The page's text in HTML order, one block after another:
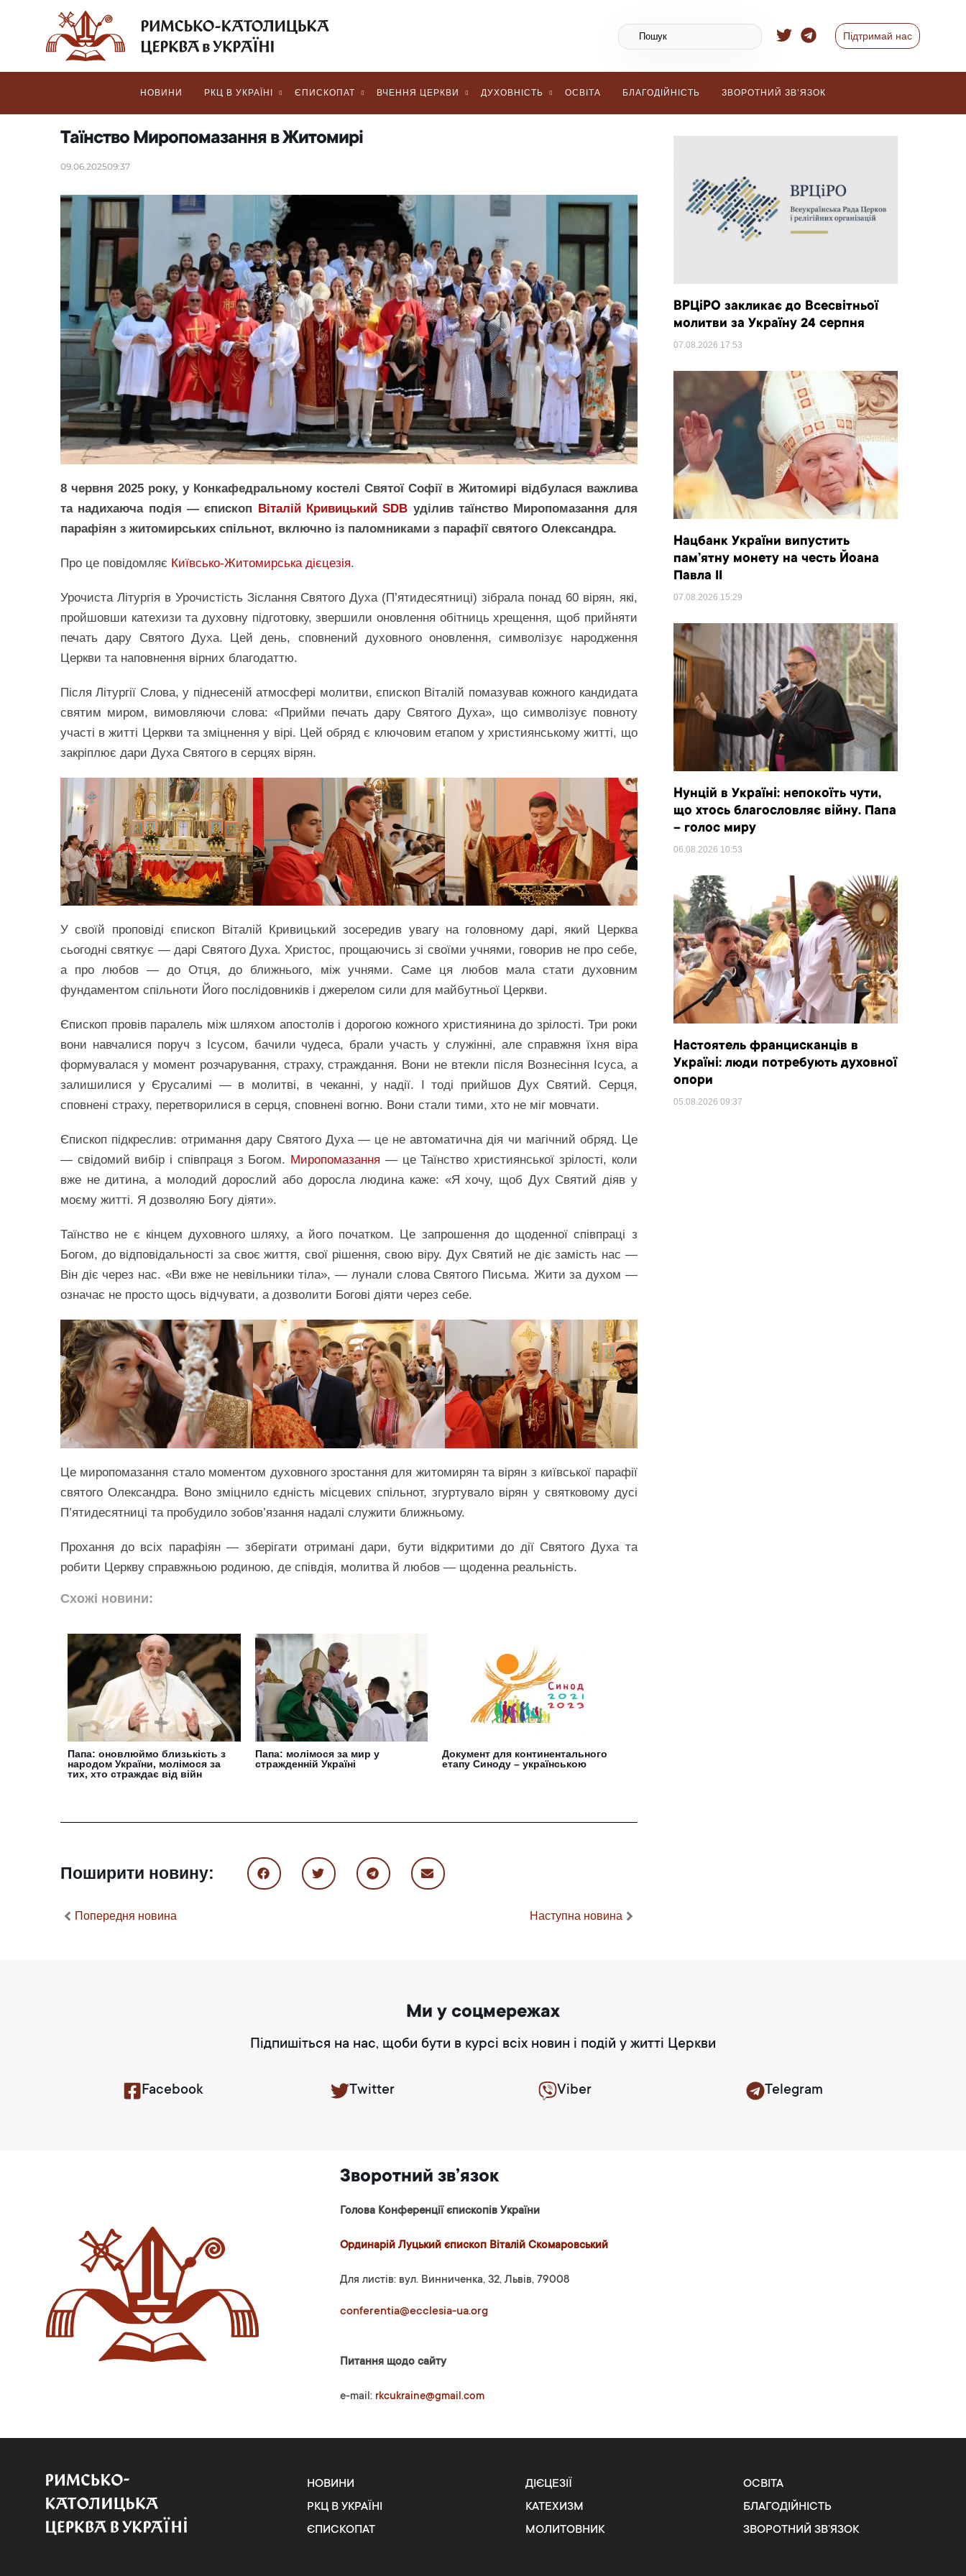
Підтримай нас
НОВИНИ РКЦ В УКРАЇНІ ЄПИСКОПАТ ВЧЕННЯ ЦЕРКВИ ДУХОВНІСТЬ ОСВІТА БЛАГОДІЙНІСТЬ ЗВОРОТНИЙ ЗВ’ЯЗОК
Таїнство Миропомазання в Житомирі
09.06.202509:37
8 червня 2025 року, у Конкафедральному костелі Святої Софії в Житомирі відбулася важлива
та надихаюча подія — єпископ Віталій КривицькийSDB уділив таїнство Миропомазання для
парафіян з житомирських спільнот, включно із паломниками з парафії святого Олександра.
Про це повідомляє Київсько-Житомирська дієцезія.
Урочиста Літургія в Урочистість Зіслання Святого Духа (П’ятидесятниці) зібрала понад 60 вірян, які,
пройшовши катехизи та духовну підготовку, звершили оновлення обітниць хрещення, щоб прийняти
печать дару Святого Духа. Цей день, сповнений духовного оновлення, символізує народження
Церкви та наповнення вірних благодаттю.
Після Літургії Слова, у піднесеній атмосфері молитви, єпископ Віталій помазував кожного кандидата
святим миром, вимовляючи слова: «Прийми печать дару Святого Духа», що символізує повноту
участі в житті Церкви та зміцнення у вірі. Цей обряд є ключовим етапом у християнському житті, що
закріплює дари Духа Святого в серцях вірян.
У своїй проповіді єпископ Віталій Кривицький зосередив увагу на головному дарі, який Церква
сьогодні святкує — дарі Святого Духа. Христос, прощаючись зі своїми учнями, говорив не про себе,
а про любов — до Отця, до ближнього, між учнями. Саме ця любов мала стати духовним
фундаментом спільноти Його послідовників і джерелом сили для майбутньої Церкви.
Єпископ провів паралель між шляхом апостолів і дорогою кожного християнина до зрілості. Три роки
вони навчалися поруч з Ісусом, бачили чудеса, брали участь у служінні, але справжня їхня віра
формувалася у момент розчарування, страху, страждання. Вони не втекли після Вознесіння Ісуса, а
залишилися у Єрусалимі — в молитві, в чеканні, у надії. І тоді прийшов Дух Святий. Серця,
сповнені страху, перетворилися в серця, сповнені вогню. Вони стали тими, хто не міг мовчати.
Єпископ підкреслив: отримання дару Святого Духа — це не автоматична дія чи магічний обряд. Це
— свідомий вибір і співпраця з Богом. Миропомазання — це Таїнство християнської зрілості, коли
вже не дитина, а молодий дорослий або доросла людина каже: «Я хочу, щоб Дух Святий діяв у
моєму житті. Я дозволяю Богу діяти».
Таїнство не є кінцем духовного шляху, а його початком. Це запрошення до щоденної співпраці з
Богом, до відповідальності за своє життя, свої рішення, свою віру. Дух Святий не діє замість нас —
Він діє через нас. «Ви вже не невільники тіла», — лунали слова Святого Письма. Жити за духом —
означає не просто щось відчувати, а дозволити Богові діяти через себе.
Це миропомазання стало моментом духовного зростання для житомирян та вірян з київської парафії
святого Олександра. Воно зміцнило єдність місцевих спільнот, згуртувало вірян у святковому дусі
П’ятидесятниці та пробудило зобов’язання надалі служити ближньому.
Прохання до всіх парафіян — зберігати отримані дари, бути відкритими до дії Святого Духа та
робити Церкву справжньою родиною, де співдія, молитва й любов — щоденна реальність.
Схожі новини:
Папа: оновлюймо близькість з
народом України, молімося за
тих, хто страждає від війн
Папа: молімося за мир у
стражденній Україні
Документ для континентального
етапу Синоду – українською
Поширити новину:
Попередня новина Наступна новина
ВРЦіРО закликає до Всесвітньої
молитви за Україну 24 серпня
07.08.2026 17:53
Нацбанк України випустить
пам’ятну монету на честь Йоана
Павла II
07.08.2026 15:29
Нунцій в Україні: непокоїть чути,
що хтось благословляє війну. Папа
– голос миру
06.08.2026 10:53
Настоятель францисканців в
Україні: люди потребують духовної
опори
05.08.2026 09:37
Ми у соцмережах
Підпишіться на нас, щоби бути в курсі всіх новин і подій у житті Церкви
Facebook Twitter Viber Telegram
Зворотний зв’язок
Голова Конференції єпископів України
Ординарій Луцький єпископ Віталій Скомаровський
Для листів: вул. Винниченка, 32, Львів, 79008
conferentia@ecclesia-ua.org
Питання щодо сайту
e-mail: rkcukraine@gmail.com
НОВИНИ
РКЦ В УКРАЇНІ
ЄПИСКОПАТ
ДІЄЦЕЗІЇ
КАТЕХИЗМ
МОЛИТОВНИК
ОСВІТА
БЛАГОДІЙНІСТЬ
ЗВОРОТНИЙ ЗВ’ЯЗОК